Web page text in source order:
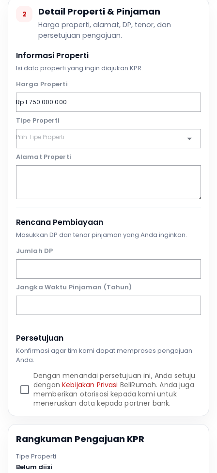
2 Detail Properti & Pinjaman
Harga properti, alamat, DP, tenor, dan
persetujuan pengajuan.
Informasi Properti
Isi data properti yang ingin diajukan KPR.
Harga Properti
Tipe Properti
Alamat Properti
Rencana Pembiayaan
Masukkan DP dan tenor pinjaman yang Anda inginkan.
Jumlah DP
Jangka Waktu Pinjaman (Tahun)
Persetujuan
Konfirmasi agar tim kami dapat memproses pengajuan
Anda.
Dengan menandai persetujuan ini, Anda setuju
denganKebijakan Privasi BeliRumah. Anda juga
memberikan otorisasi kepada kami untuk
meneruskan data kepada partner bank.
Rangkuman Pengajuan KPR
Tipe Properti
Belum diisi